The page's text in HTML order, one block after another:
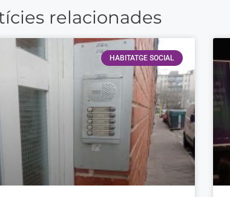
relacionades
HABITATGE SOCIAL